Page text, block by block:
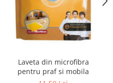
Laveta din microfibra
pentru praf si mobila